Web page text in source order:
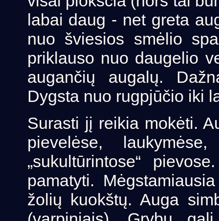
labai daug - net greta
nuo šviesios smėlio
priklauso nuo daugelio
augančių augalų.
Dygsta nuo rugpjūčio iki
Surasti jį reikia mokėti.
pievelėse,
„sukultūrintose“
pamatyti.
žolių kuokštų. Auga